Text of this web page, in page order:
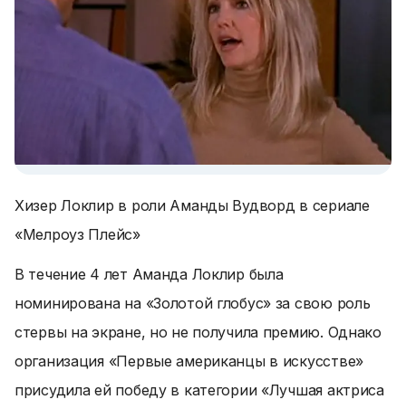
Хизер Локлир в роли Аманды Вудворд в сериале
«Мелроуз Плейс»
В течение 4 лет Аманда Локлир была
номинирована на «Золотой глобус» за свою роль
стервы на экране, но не получила премию. Однако
организация «Первые американцы в искусстве»
присудила ей победу в категории «Лучшая актриса